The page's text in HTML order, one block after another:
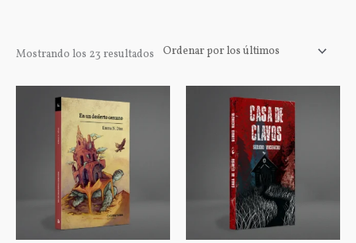
Mostrando los 23 resultados Ordenado
últimos